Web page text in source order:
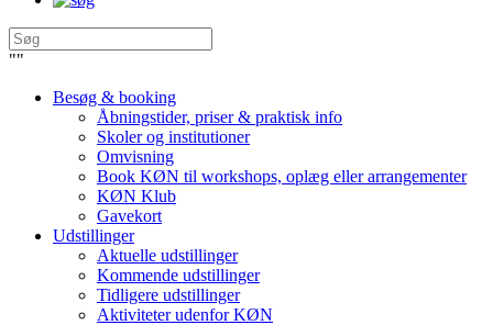
""
Besøg & booking
Åbningstider, priser & praktisk info
Skoler og institutioner
Omvisning
Book KØN til workshops, oplæg eller arrangementer
KØN Klub
Gavekort
Udstillinger
Aktuelle udstillinger
Kommende udstillinger
Tidligere udstillinger
Aktiviteter udenfor KØN